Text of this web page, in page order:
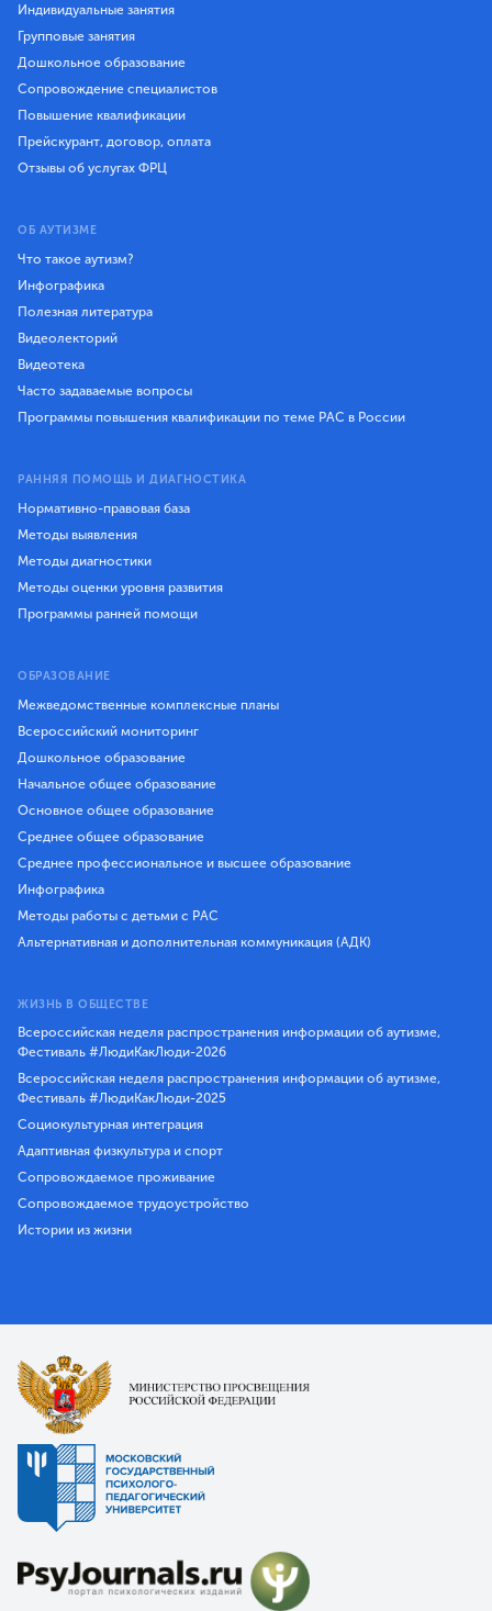
Индивидуальные занятия
Групповые занятия
Дошкольное образование
Сопровождение специалистов
Повышение квалификации
Прейскурант, договор, оплата
Отзывы об услугах ФРЦ
ОБ АУТИЗМЕ
Что такое аутизм?
Инфографика
Полезная литература
Видеолекторий
Видеотека
Часто задаваемые вопросы
Программы повышения квалификации по теме РАС в России
РАННЯЯ ПОМОЩЬ И ДИАГНОСТИКА
Нормативно-правовая база
Методы выявления
Методы диагностики
Методы оценки уровня развития
Программы ранней помощи
ОБРАЗОВАНИЕ
Межведомственные комплексные планы
Всероссийский мониторинг
Дошкольное образование
Начальное общее образование
Основное общее образование
Среднее общее образование
Среднее профессиональное и высшее образование
Инфографика
Методы работы с детьми с РАС
Альтернативная и дополнительная коммуникация (АДК)
ЖИЗНЬ В ОБЩЕСТВЕ
Всероссийская неделя распространения информации об аутизме,
Фестиваль #ЛюдиКакЛюди-2026
Всероссийская неделя распространения информации об аутизме,
Фестиваль #ЛюдиКакЛюди-2025
Социокультурная интеграция
Адаптивная физкультура и спорт
Сопровождаемое проживание
Сопровождаемое трудоустройство
Истории из жизни